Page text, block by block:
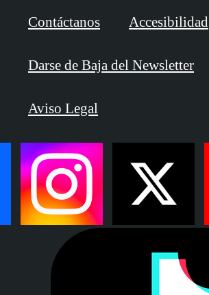
Contáctanos Accesibilidad
Darse de Baja del Newsletter
Aviso Legal